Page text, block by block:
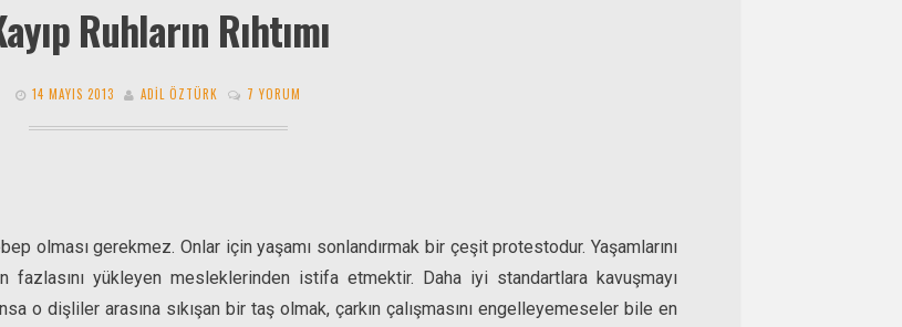
Ruhların Rıhtımı
14 MAYIS 2013 ADIL ÖZTÜRK 7 YORUM
olması gerekmez. Onlar için yaşamı sonlandırmak bir çeşit protestodur. Yaşamlarını
fazlasını yükleyen mesleklerinden istifa etmektir. Daha iyi standartlara kavuşmayı
o dişliler arasına sıkışan bir taş olmak, çarkın çalışmasını engelleyemeseler bile en